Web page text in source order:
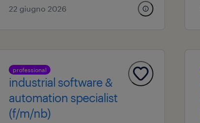
22 giugno 2026
professional
industrial software &
automation specialist
(f/m/nb)